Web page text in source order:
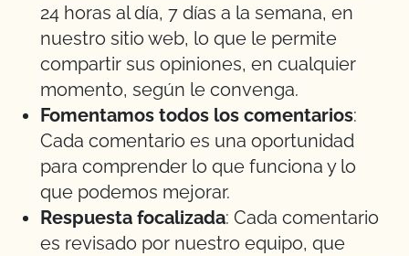
24 horas al día, 7 días a la semana, en
nuestro sitio web, lo que le permite
compartir sus opiniones, en cualquier
momento, según le convenga.
Fomentamos todos los comentarios:
Cada comentario es una oportunidad
para comprender lo que funciona y lo
que podemos mejorar.
Respuesta focalizada: Cada comentario
es revisado por nuestro equipo, que